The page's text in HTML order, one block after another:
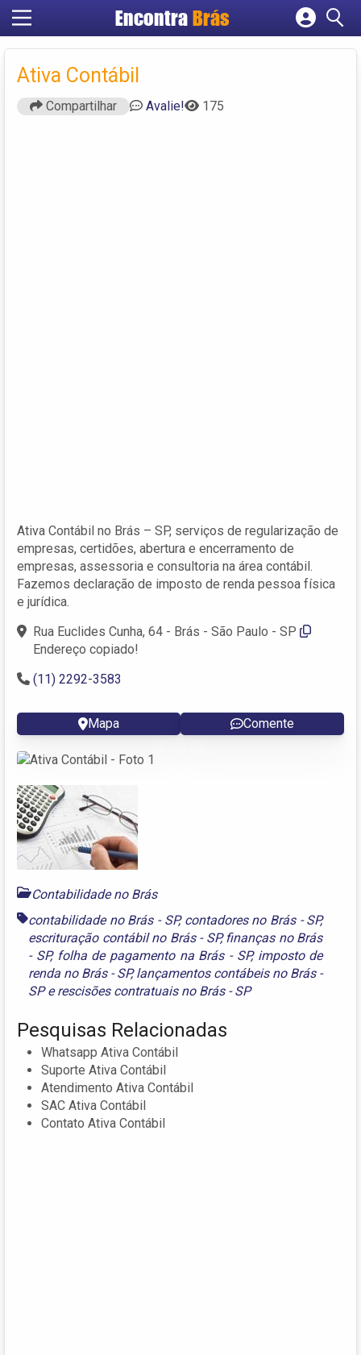
Encontra Brás
Cadastrar empresa
Ativa Contábil
Compartilhar Avalie! 175
Ativa Contábil no Brás – SP, serviços de regularização de
empresas, certidões, abertura e encerramento de
empresas, assessoria e consultoria na área contábil.
Fazemos declaração de imposto de renda pessoa física
e jurídica.
Rua Euclides Cunha, 64 - Brás - São Paulo - SP
Endereço copiado!
(11) 2292-3583
Mapa Comente
Contabilidade no Brás
contabilidade no Brás - SP, contadores no Brás - SP,
escrituração contábil no Brás - SP, finanças no Brás
- SP, folha de pagamento na Brás - SP, imposto de
renda no Brás - SP,lançamentos contábeis no Brás -
SPerescisões contratuais no Brás - SP
Pesquisas Relacionadas
Whatsapp Ativa Contábil
Suporte Ativa Contábil
Atendimento Ativa Contábil
SAC Ativa Contábil
Contato Ativa Contábil